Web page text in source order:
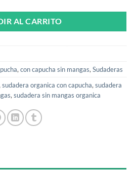
AL CARRITO
,con capucha sin mangas,Sudaderas
sudadera organica con capucha,sudadera
,sudadera sin mangas organica